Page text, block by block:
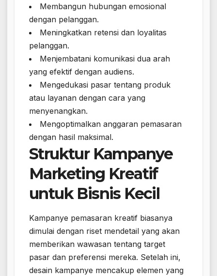
Membangun hubungan emosional
dengan pelanggan.
Meningkatkan retensi dan loyalitas
pelanggan.
Menjembatani komunikasi dua arah
yang efektif dengan audiens.
Mengedukasi pasar tentang produk
atau layanan dengan cara yang
menyenangkan.
Mengoptimalkan anggaran pemasaran
dengan hasil maksimal.
Struktur Kampanye
Marketing Kreatif
untuk Bisnis Kecil
Kampanye pemasaran kreatif biasanya
dimulai dengan riset mendetail yang akan
memberikan wawasan tentang target
pasar dan preferensi mereka. Setelah ini,
desain kampanye mencakup elemen yang